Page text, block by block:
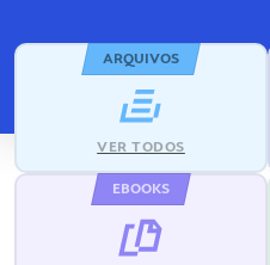
ARQUIVOS
VER TODOS
EBOOKS